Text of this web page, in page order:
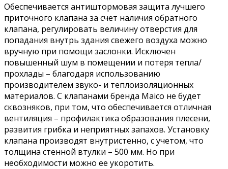
Обеспечивается антиштормовая защита лучшего
приточного клапана за счет наличия обратного
клапана, регулировать величину отверстия для
попадания внутрь здания свежего воздуха можно
вручную при помощи заслонки. Исключен
повышенный шум в помещении и потеря тепла/
прохлады – благодаря использованию
производителем звуко- и теплоизоляционных
материалов. С клапанами бренда Maico не будет
сквозняков, при том, что обеспечивается отличная
вентиляция – профилактика образования плесени,
развития грибка и неприятных запахов. Установку
клапана производят внутристенно, с учетом, что
толщина стенной втулки – 500 мм. Но при
необходимости можно ее укоротить.